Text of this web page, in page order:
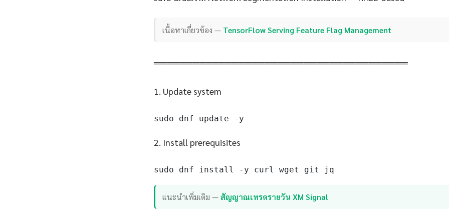
เนื้อหาเกี่ยวข้อง — TensorFlow Serving Feature Flag Management
═══════════════════════════════════════
1. Update system
sudo dnf update -y
2. Install prerequisites
sudo dnf install -y curl wget git jq
แนะนำเพิ่มเติม —สัญญาณเทรดรายวัน XM Signal